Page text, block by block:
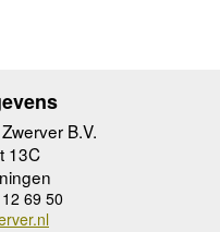
B.V.
13C
69 50